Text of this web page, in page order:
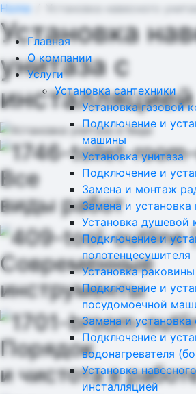
Главная
О компании
Услуги
Установка сантехники
Установка газовой
Подключение и
машины
Установка унитаза
Подключение и
Замена и монтаж
Замена и установка
Установка душевой
Подключение и
полотенцесушителя
Установка
Подключение и
посудомоечной
Замена и установка
Подключение и
водонагревателя
Установка
инсталляцией
Home Установка навесного
Установка
унитаза с
инсталляцией
Все
виды работ
Современные
инструменты
Порядок
и чистота в